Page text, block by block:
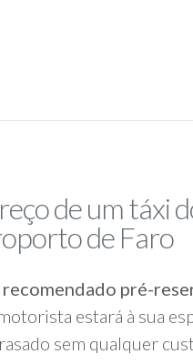
de um táxi
de Faro
recomendado pré-
estará à sua
sem qualquer